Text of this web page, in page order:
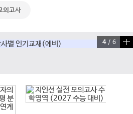
의고사
4/ 6